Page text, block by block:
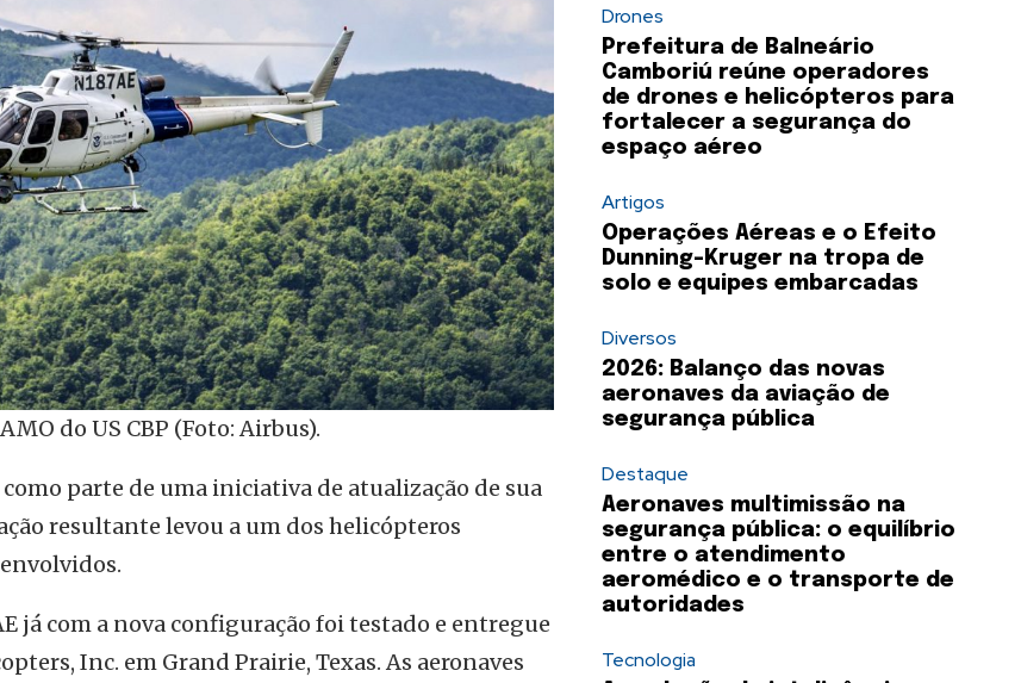
do US CBP (Foto: Airbus).
parte de uma iniciativa de atualização de sua
resultante levou a um dos helicópteros
já com a nova configuração foi testado e entregue
Inc. em Grand Prairie, Texas. As aeronaves
Drones
Prefeitura de Balneário
Camboriú reúne operadores
de drones e helicópteros para
fortalecer a segurança do
espaço aéreo
Artigos
Operações Aéreas e o Efeito
Dunning-Kruger na tropa de
solo e equipes embarcadas
Diversos
2026: Balanço das novas
aeronaves da aviação de
segurança pública
Destaque
Aeronaves multimissão na
segurança pública: o equilíbrio
entre o atendimento
aeromédico e o transporte de
autoridades
Tecnologia